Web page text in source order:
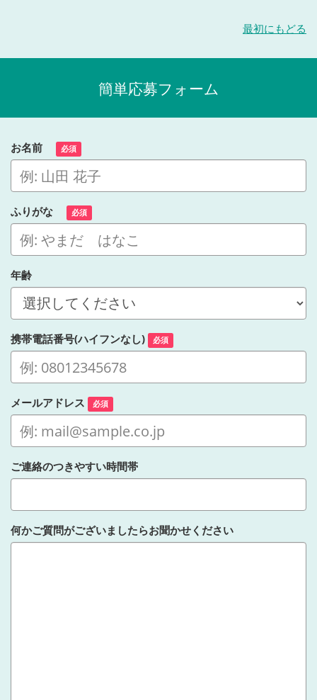
最初にもどる
簡単応募フォーム
お名前 必須
ふりがな 必須
年齢
携帯電話番号(ハイフンなし) 必須
メールアドレス 必須
ご連絡のつきやすい時間帯
何かご質問がございましたらお聞かせください